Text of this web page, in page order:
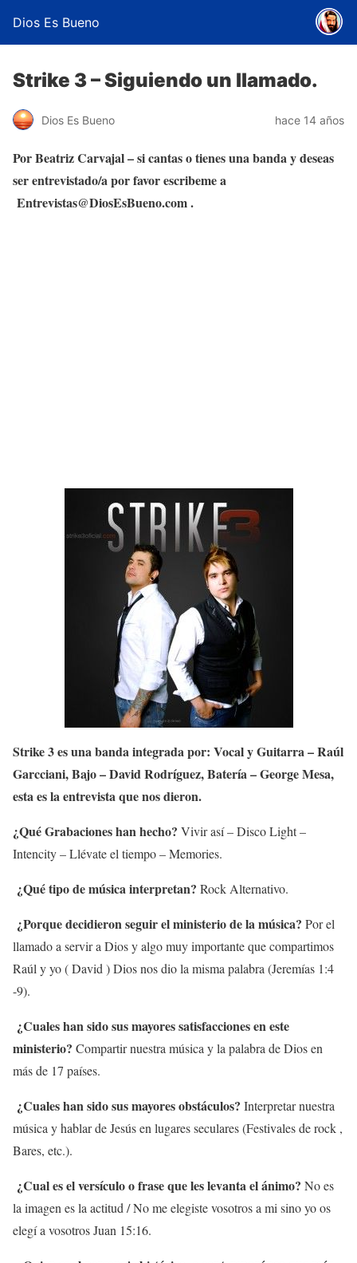
Dios Es Bueno
Strike 3 – Siguiendo un llamado.
Dios Es Bueno hace 14 años
Por Beatriz Carvajal – si cantas o tienes una banda y deseas
ser entrevistado/a por favor escribeme a
Entrevistas@DiosEsBueno.com .
Strike 3 es una banda integrada por: Vocal y Guitarra – Raúl
Garcciani, Bajo – David Rodríguez, Batería – George Mesa,
esta es la entrevista que nos dieron.
¿Qué Grabaciones han hecho? Vivir así – Disco Light –
Intencity – Llévate el tiempo – Memories.
¿Qué tipo de música interpretan? Rock Alternativo.
¿Porque decidieron seguir el ministerio de la música? Por el
llamado a servir a Dios y algo muy importante que compartimos
Raúl y yo ( David ) Dios nos dio la misma palabra (Jeremías 1:4
-9).
¿Cuales han sido sus mayores satisfacciones en este
ministerio? Compartir nuestra música y la palabra de Dios en
más de 17 países.
¿Cuales han sido sus mayores obstáculos? Interpretar nuestra
música y hablar de Jesús en lugares seculares (Festivales de rock ,
Bares, etc.).
¿Cual es el versículo o frase que les levanta el ánimo? No es
la imagen es la actitud / No me elegiste vosotros a mi sino yo os
elegí a vosotros Juan 15:16.